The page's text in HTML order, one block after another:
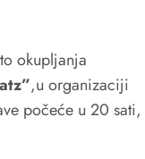
okupljanja
,u organizaciji
počeće u 20 sati,